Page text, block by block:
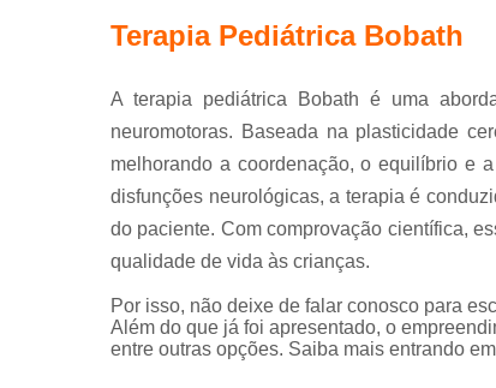
Terapia Pediátrica Bobath
A terapia pediátrica Bobath é uma
neuromotoras. Baseada na plasticidade
melhorando a coordenação, o equilíbrio e
disfunções neurológicas, a terapia é
do paciente. Com comprovação científica,
qualidade de vida às crianças.
Por isso, não deixe de falar conosco para
Além do que já foi apresentado, o
entre outras opções. Saiba mais entrando